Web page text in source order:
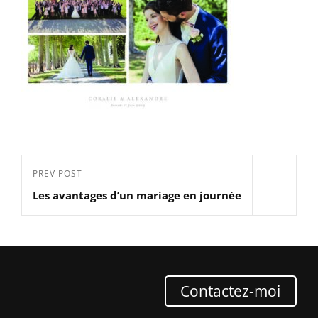
Navigation
de
l’article
Previous
Post
PREV POST
Les avantages d’un mariage en journée
Contactez-moi